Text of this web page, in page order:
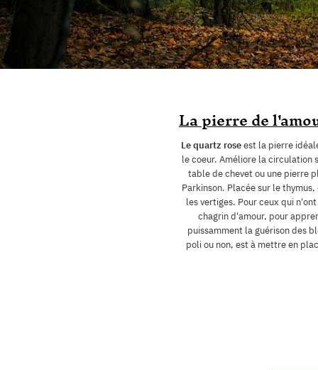
La pierre de
Le quartz roseest la pierre
le coeur. Améliore la circulation
table de chevet ou une pierre
Parkinson. Placée sur le
les vertiges. Pour ceux qui
chagrin d'amour, pour
puissamment la guérison des
poli ou non, est à mettre en